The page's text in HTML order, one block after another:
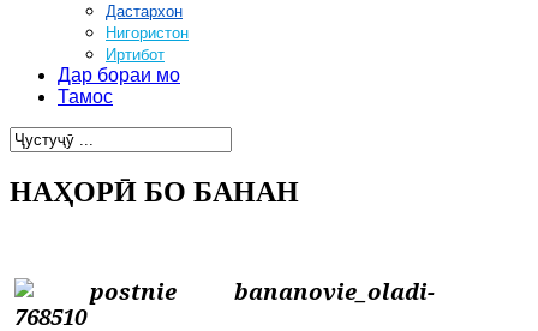
Дастархон
Нигористон
Иртибот
Дар бораи мо
Тамос
НАҲОРӢ БО БАНАН